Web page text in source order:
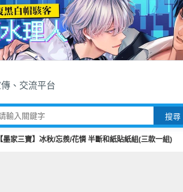
、交流平台
搜尋
墨家三寶】冰秋/忘羨/花憐 半斷和紙貼紙組(三款一組)